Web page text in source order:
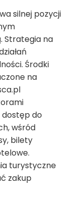
silnej pozycji
Strategia na
Środki
na
dostęp do
wśród
bilety
turystyczne
zakup